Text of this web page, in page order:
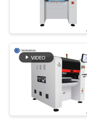
KEBIJAKAN
PRIVASI